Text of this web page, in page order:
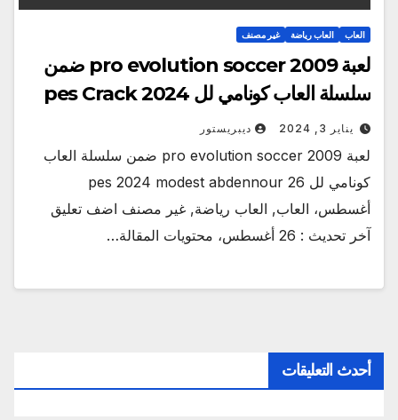
العاب العاب رياضة غير مصنف
لعبة pro evolution soccer 2009 ضمن
سلسلة العاب كونامي لل pes Crack 2024
يناير 3, 2024 ديبريستور
لعبة pro evolution soccer 2009 ضمن سلسلة العاب
كونامي لل pes 2024 modest abdennour 26
أغسطس، العاب, العاب رياضة, غير مصنف اضف تعليق
آخر تحديث : 26 أغسطس، محتويات المقالة…
أحدث التعليقات